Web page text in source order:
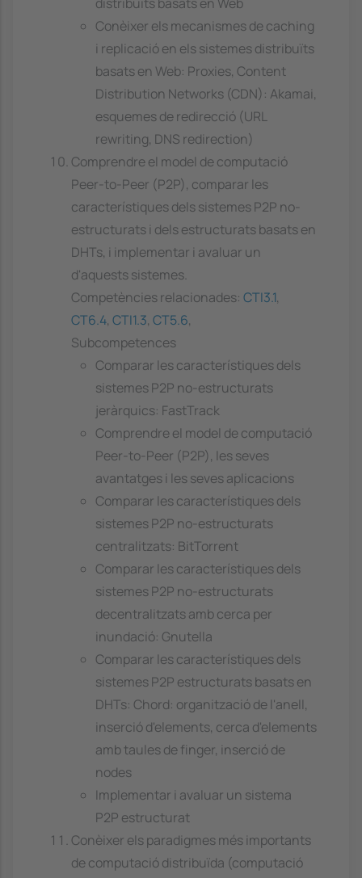
distribuïts basats en Web
Conèixer els mecanismes de caching
i replicació en els sistemes distribuïts
basats en Web: Proxies, Content
Distribution Networks (CDN): Akamai,
esquemes de redirecció (URL
rewriting, DNS redirection)
Comprendre el model de computació
Peer-to-Peer (P2P), comparar les
característiques dels sistemes P2P no-
estructurats i dels estructurats basats en
DHTs, i implementar i avaluar un
d'aquests sistemes.
Competències relacionades: CTI3.1,
CT6.4, CTI1.3, CT5.6,
Subcompetences
Comparar les característiques dels
sistemes P2P no-estructurats
jeràrquics: FastTrack
Comprendre el model de computació
Peer-to-Peer (P2P), les seves
avantatges i les seves aplicacions
Comparar les característiques dels
sistemes P2P no-estructurats
centralitzats: BitTorrent
Comparar les característiques dels
sistemes P2P no-estructurats
decentralitzats amb cerca per
inundació: Gnutella
Comparar les característiques dels
sistemes P2P estructurats basats en
DHTs: Chord: organització de l'anell,
inserció d'elements, cerca d'elements
amb taules de finger, inserció de
nodes
Implementar i avaluar un sistema
P2P estructurat
Conèixer els paradigmes més importants
de computació distribuïda (computació